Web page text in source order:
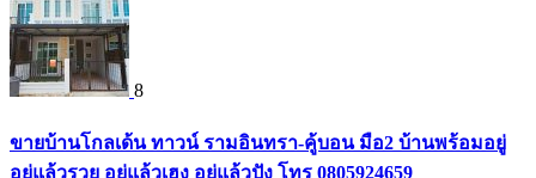
8
ขายบ้านโกลเด้น ทาวน์ รามอินทรา-คู้บอน มือ2 บ้านพร้อมอยู่
อยู่แล้วรวย อยู่แล้วเฮง อยู่แล้วปัง โทร 0805924659